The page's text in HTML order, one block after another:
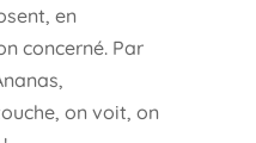
en
concerné. Par
on voit, on